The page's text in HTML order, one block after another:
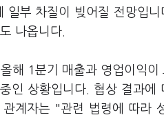
부 차질이 빚어질 전망입
나옵니다.
해 1분기 매출과 영업이익
인 상황입니다. 협상 결과
계자는 "관련 법령에 따라